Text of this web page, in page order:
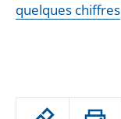
Passer
quelques chiffres